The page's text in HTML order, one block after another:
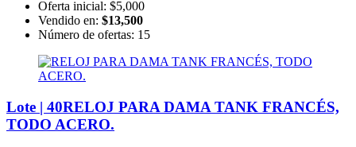
Oferta inicial: $5,000
Vendido en: $13,500
Número de ofertas: 15
Lote | 40RELOJ PARA DAMA TANK FRANCÉS,
TODO ACERO.